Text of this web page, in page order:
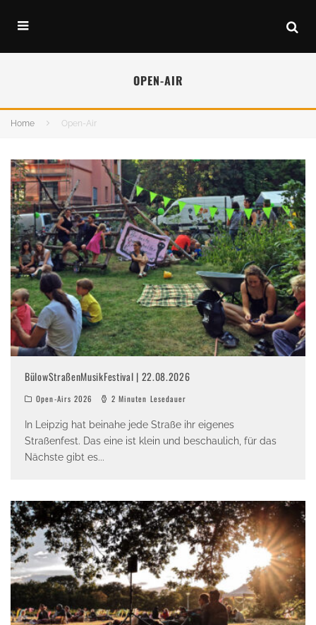
OPEN-AIR
Home Open-Air
BülowStraßenMusikFestival | 22.08.2026
Open-Airs 2026 2 Minuten Lesedauer
In Leipzig hat beinahe jede Straße ihr eigenes
Straßenfest. Das eine ist klein und beschaulich, für das
Nächste gibt es...